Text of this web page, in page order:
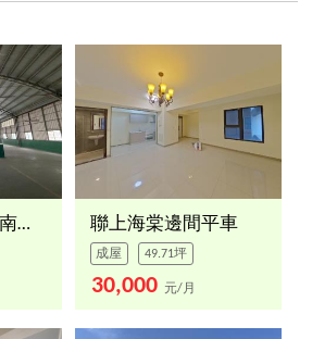
安平工業區新義南路廠房 聯上海棠邊間平車
成屋 49.71坪
30,000 元/月